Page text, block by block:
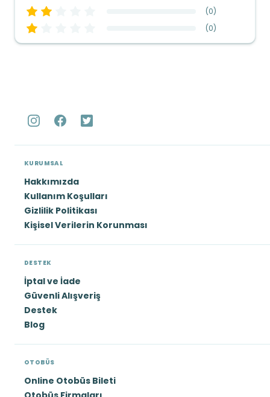
(0)
(0)
KURUMSAL
Hakkımızda
Kullanım Koşulları
Gizlilik Politikası
Kişisel Verilerin Korunması
DESTEK
İptal ve İade
Güvenli Alışveriş
Destek
Blog
OTOBÜS
Online Otobüs Bileti